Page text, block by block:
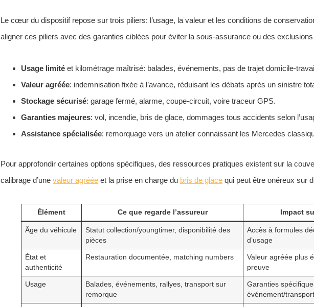
Le cœur du dispositif repose sur trois piliers: l’usage, la valeur et les conditions de
aligner ces piliers avec des garanties ciblées pour éviter la sous-assurance ou des
Usage limité et kilométrage maîtrisé: balades, événements, pas de trajet domicile-
Valeur agréée: indemnisation fixée à l’avance, réduisant les débats après un sinistre
Stockage sécurisé: garage fermé, alarme, coupe-circuit, voire traceur GPS.
Garanties majeures: vol, incendie, bris de glace, dommages tous accidents selon
Assistance spécialisée: remorquage vers un atelier connaissant les Mercedes
Pour approfondir certaines options spécifiques, des ressources pratiques existent sur la
calibrage d’une valeur agréée et la prise en charge du bris de glace qui peut être onéreux sur
Élément Ce que regarde l’assureur Impact
Âge du véhicule
Statut collection/youngtimer, disponibilité des
pièces
Accès à formules
d’usage
État et
authenticité
Restauration documentée, matching numbers
Valeur agréée plus
preuve
Usage
Balades, événements, rallyes, transport sur
remorque
Garanties
événement/transport